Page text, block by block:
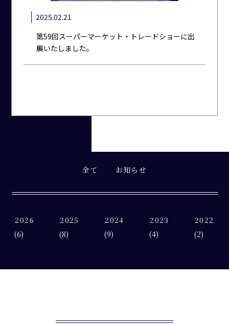
全て お知らせ
2026
(6)
2025
(8)
2024
(9)
2023
(4)
2022
(2)
2025.02.21
第59回スーパーマーケット・トレードショーに出
展いたしました。